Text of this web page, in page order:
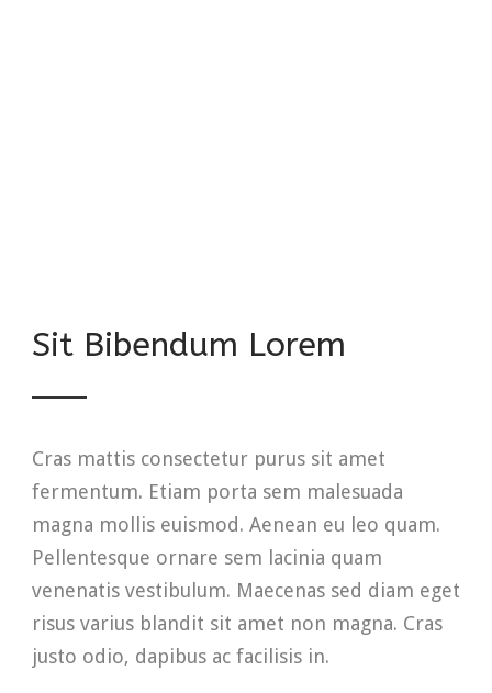
Sit Bibendum Lorem
Cras mattis consectetur purus sit amet
fermentum. Etiam porta sem malesuada
magna mollis euismod. Aenean eu leo quam.
Pellentesque ornare sem lacinia quam
venenatis vestibulum. Maecenas sed diam eget
risus varius blandit sit amet non magna. Cras
justo odio, dapibus ac facilisis in.